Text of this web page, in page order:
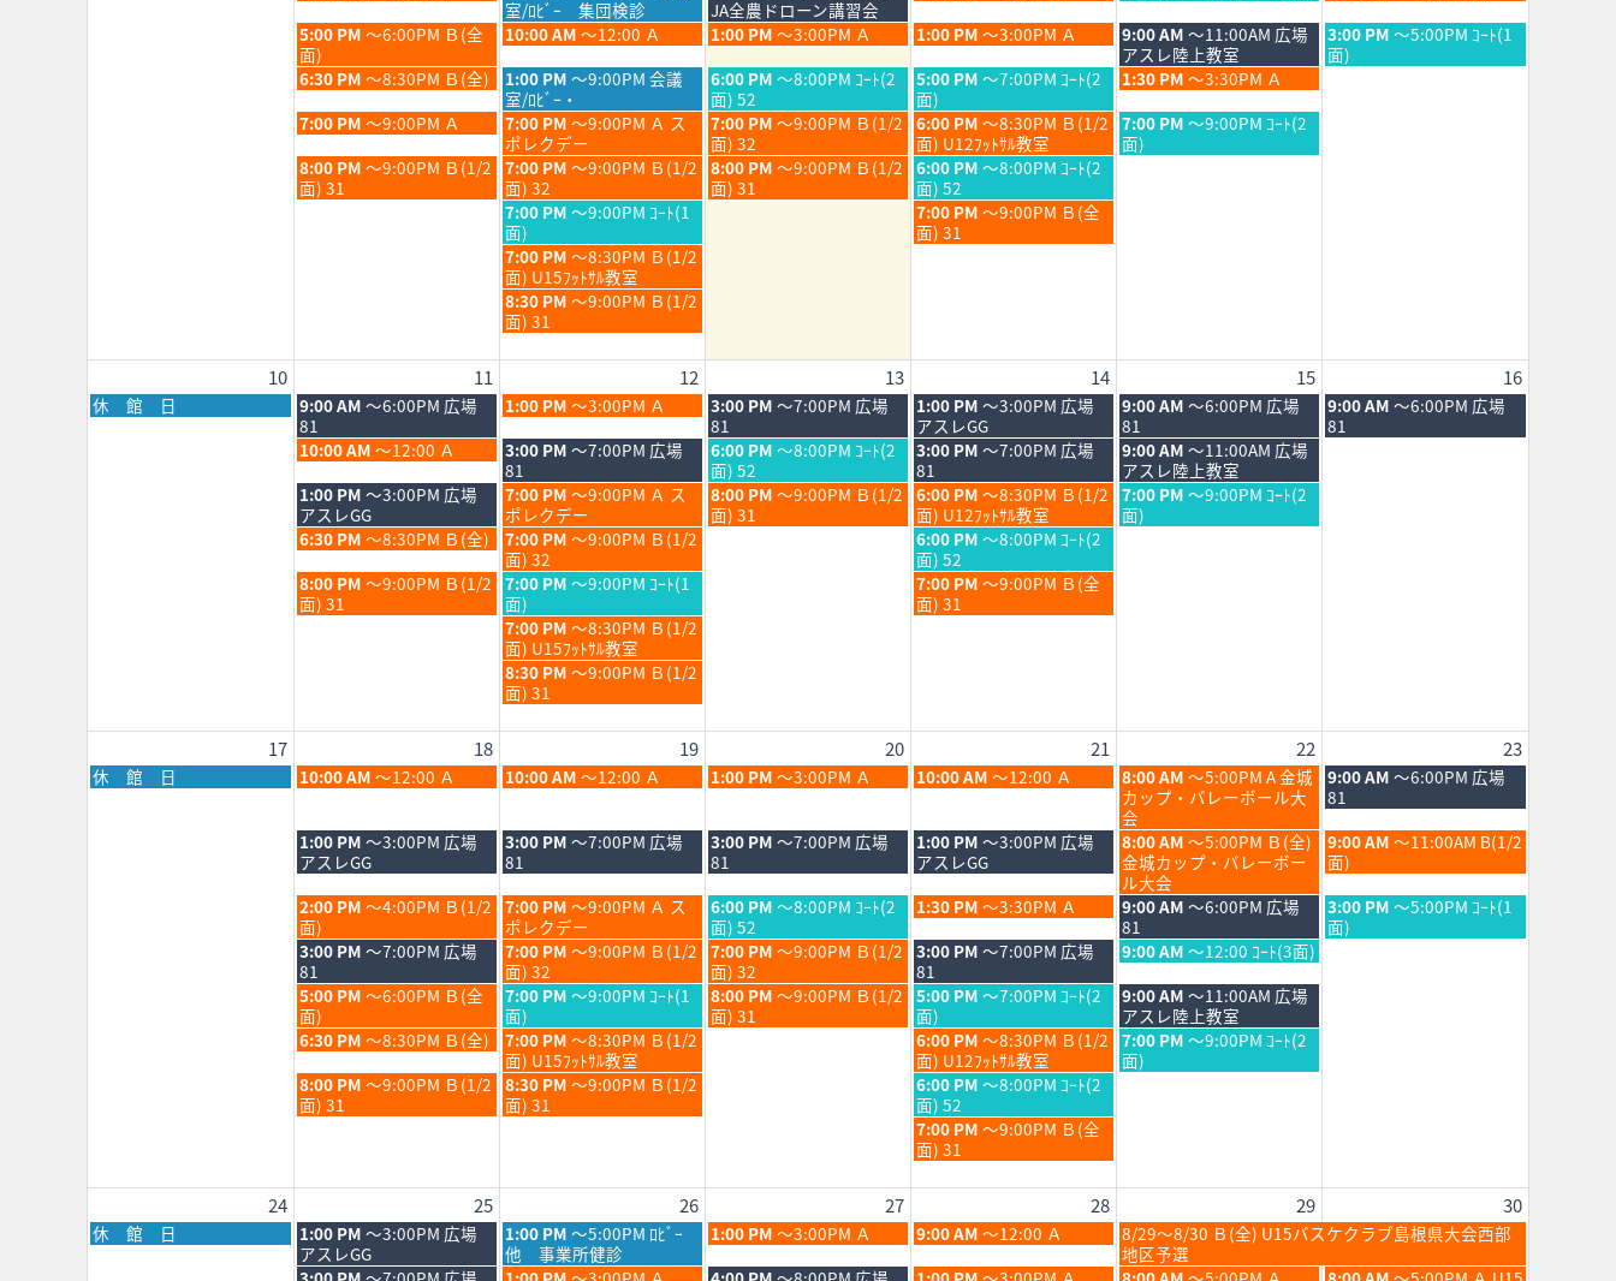
8
月
4th
2026
8
月
5th
2026
8
月
6th
2026
8
月
7th
2026
8
月
8th
2026
8
月
9th
2026
曜
日,
8
月
4th
2026
曜
日,
8
月
5th
2026
室/ﾛﾋﾞｰ 集団検診
曜
日,
8
月
6th
2026
JA全農ドローン講習会
曜
日,
8
月
7th
2026
曜
日,
8
月
8th
2026
曜
日,
8
月
火
曜
日,
8
月
4th
2026
5:00 PM ～6:00PM Ｂ(全
面)
水
曜
日,
8
月
5th
2026
10:00 AM ～12:00 Ａ
木
曜
日,
8
月
6th
2026
1:00 PM ～3:00PM Ａ
金
曜
日,
8
月
7th
2026
1:00 PM ～3:00PM Ａ
土
曜
日,
8
月
8th
2026
9:00 AM ～11:00AM 広場
アスレ陸上教室
日
曜
日,
3:00 PM ～5:00PM ｺｰﾄ(1
面)
火
曜
日,
8
月
4th
2026
6:30 PM ～8:30PM Ｂ(全)
水
曜
日,
8
月
5th
2026
1:00 PM ～9:00PM 会議
室/ﾛﾋﾞｰ・
木
曜
日,
8
月
6th
2026
6:00 PM ～8:00PM ｺｰﾄ(2
面) 52
金
曜
日,
8
月
7th
2026
5:00 PM ～7:00PM ｺｰﾄ(2
面)
土
曜
日,
8
月
1:30 PM ～3:30PM Ａ
火
曜
日,
8
月
7:00 PM ～9:00PM Ａ
水
曜
日,
8
月
5th
2026
7:00 PM ～9:00PM Ａ ス
ポレクデー
木
曜
日,
8
月
7:00 PM ～9:00PM Ｂ(1/2
面) 32
金
曜
日,
8
月
7th
2026
6:00 PM ～8:30PM Ｂ(1/2
面) U12ﾌｯﾄｻﾙ教室
土
曜
日,
7:00 PM ～9:00PM ｺｰﾄ(2
面)
火
曜
日,
8:00 PM ～9:00PM Ｂ(1/2
面) 31
水
曜
日,
8
月
5th
2026
7:00 PM ～9:00PM Ｂ(1/2
面) 32
木
曜
日,
8:00 PM ～9:00PM Ｂ(1/2
面) 31
金
曜
日,
8
月
6:00 PM ～8:00PM ｺｰﾄ(2
面) 52
水
曜
日,
8
月
5th
2026
7:00 PM ～9:00PM ｺｰﾄ(1
面)
金
曜
日,
7:00 PM ～9:00PM Ｂ(全
面) 31
水
曜
日,
8
月
5th
7:00 PM ～8:30PM Ｂ(1/2
面) U15ﾌｯﾄｻﾙ教室
水
曜
日,
8
5th
2026
8:30 PM ～9:00PM Ｂ(1/2
面) 31
10 11 12 13 14 15 16
月
曜
休 館 日
火
曜
日,
8
月
11th
2026
9:00 AM ～6:00PM 広場
81
水
曜
日,
8
月
12th
2026
1:00 PM ～3:00PM Ａ
木
曜
日,
8
月
13th
2026
3:00 PM ～7:00PM 広場
81
金
曜
日,
8
月
14th
2026
1:00 PM ～3:00PM 広場
アスレGG
土
曜
日,
8
月
15th
2026
9:00 AM ～6:00PM 広場
81
日
曜
日,
9:00 AM ～6:00PM 広場
81
火
曜
日,
8
月
11th
2026
10:00 AM ～12:00 Ａ
水
曜
日,
8
月
12th
2026
3:00 PM ～7:00PM 広場
81
木
曜
日,
8
月
6:00 PM ～8:00PM ｺｰﾄ(2
面) 52
金
曜
日,
8
月
14th
2026
3:00 PM ～7:00PM 広場
81
土
曜
日,
8
月
9:00 AM ～11:00AM 広場
アスレ陸上教室
火
曜
日,
8
月
11th
2026
1:00 PM ～3:00PM 広場
アスレGG
水
曜
日,
8
月
12th
2026
7:00 PM ～9:00PM Ａ ス
ポレクデー
木
曜
日,
8:00 PM ～9:00PM Ｂ(1/2
面) 31
金
曜
日,
8
月
14th
2026
6:00 PM ～8:30PM Ｂ(1/2
面) U12ﾌｯﾄｻﾙ教室
土
曜
日,
7:00 PM ～9:00PM ｺｰﾄ(2
面)
火
曜
日,
8
月
6:30 PM ～8:30PM Ｂ(全)
水
曜
日,
8
月
12th
2026
7:00 PM ～9:00PM Ｂ(1/2
面) 32
金
曜
日,
8
月
6:00 PM ～8:00PM ｺｰﾄ(2
面) 52
火
曜
日,
8:00 PM ～9:00PM Ｂ(1/2
面) 31
水
曜
日,
8
月
12th
2026
7:00 PM ～9:00PM ｺｰﾄ(1
面)
金
曜
日,
7:00 PM ～9:00PM Ｂ(全
面) 31
水
曜
日,
8
月
12th
7:00 PM ～8:30PM Ｂ(1/2
面) U15ﾌｯﾄｻﾙ教室
水
曜
日,
8
12th
2026
8:30 PM ～9:00PM Ｂ(1/2
面) 31
17 18 19 20 21 22 23
月
曜
休 館 日
火
曜
8
月
18th
2026
10:00 AM ～12:00 Ａ
水
曜
8
月
19th
2026
10:00 AM ～12:00 Ａ
木
曜
8
月
20th
2026
1:00 PM ～3:00PM Ａ
金
曜
8
月
21st
2026
10:00 AM ～12:00 Ａ
土
曜
日,
8
月
22nd
2026
8:00 AM ～5:00PM A 金城
カップ・バレーボール大
会
日
曜
日,
8
月
23rd
2026
9:00 AM ～6:00PM 広場
81
火
曜
日,
8
月
18th
2026
1:00 PM ～3:00PM 広場
アスレGG
水
曜
日,
8
月
19th
2026
3:00 PM ～7:00PM 広場
81
木
曜
日,
8
月
20th
2026
3:00 PM ～7:00PM 広場
81
金
曜
日,
8
月
21st
2026
1:00 PM ～3:00PM 広場
アスレGG
土
曜
日,
8
月
22nd
2026
8:00 AM ～5:00PM Ｂ(全)
金城カップ・バレーボー
ル大会
日
曜
日,
8
月
23rd
9:00 AM ～11:00AM B(1/2
面)
火
曜
日,
8
月
18th
2026
2:00 PM ～4:00PM Ｂ(1/2
面)
水
曜
日,
8
月
19th
2026
7:00 PM ～9:00PM Ａ ス
ポレクデー
木
曜
日,
8
月
20th
2026
6:00 PM ～8:00PM ｺｰﾄ(2
面) 52
金
曜
日,
8
月
21st
2026
1:30 PM ～3:30PM Ａ
土
曜
日,
8
月
22nd
2026
9:00 AM ～6:00PM 広場
81
日
曜
日,
3:00 PM ～5:00PM ｺｰﾄ(1
面)
火
曜
日,
8
月
18th
2026
3:00 PM ～7:00PM 広場
81
水
曜
日,
8
月
19th
2026
7:00 PM ～9:00PM Ｂ(1/2
面) 32
木
曜
日,
8
月
7:00 PM ～9:00PM Ｂ(1/2
面) 32
金
曜
日,
8
月
21st
2026
3:00 PM ～7:00PM 広場
81
土
曜
日,
8
月
22nd
2026
9:00 AM ～12:00 ｺｰﾄ(3面)
火
曜
日,
8
月
18th
2026
5:00 PM ～6:00PM Ｂ(全
面)
水
曜
日,
8
月
19th
2026
7:00 PM ～9:00PM ｺｰﾄ(1
面)
木
曜
日,
8:00 PM ～9:00PM Ｂ(1/2
面) 31
金
曜
日,
8
月
21st
2026
5:00 PM ～7:00PM ｺｰﾄ(2
面)
土
曜
日,
8
月
9:00 AM ～11:00AM 広場
アスレ陸上教室
火
曜
日,
8
月
6:30 PM ～8:30PM Ｂ(全)
水
曜
日,
8
月
7:00 PM ～8:30PM Ｂ(1/2
面) U15ﾌｯﾄｻﾙ教室
金
曜
日,
8
月
21st
2026
6:00 PM ～8:30PM Ｂ(1/2
面) U12ﾌｯﾄｻﾙ教室
土
曜
日,
7:00 PM ～9:00PM ｺｰﾄ(2
面)
火
曜
日,
18th
8:00 PM ～9:00PM Ｂ(1/2
面) 31
水
曜
日,
19th
8:30 PM ～9:00PM Ｂ(1/2
面) 31
金
曜
日,
8
月
21st
6:00 PM ～8:00PM ｺｰﾄ(2
面) 52
金
曜
日,
8
21st
2026
7:00 PM ～9:00PM Ｂ(全
面) 31
24 25 26 27 28 29 30
月
曜
休 館 日
火
曜
日,
1:00 PM ～3:00PM 広場
アスレGG
水
曜
日,
1:00 PM ～5:00PM ﾛﾋﾞｰ
他 事業所健診
木
曜
日,
1:00 PM ～3:00PM Ａ
金
曜
日,
9:00 AM ～12:00 Ａ
土
曜
日,
8/29～8/30 Ｂ(全) U15バスケクラブ島根県大会西部
地区予選